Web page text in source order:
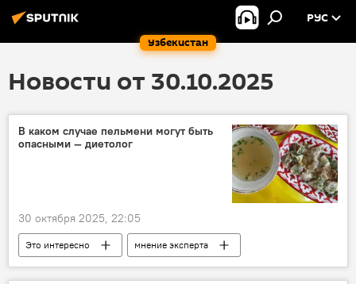
Узбекистан
РУС
Новости от 30.10.2025
В каком случае пельмени могут быть
опасными — диетолог
30 октября 2025, 22:05
Это интересно
мнение эксперта
питание
здоровье
ожирение